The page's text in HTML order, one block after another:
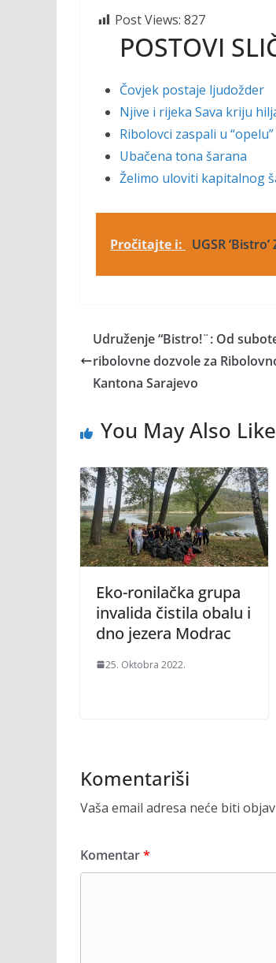
Post Views: 827
POSTOVI
Čovjek postaje ljudožder
Njive i rijeka Sava kriju
Ribolovci zaspali u
Ubačena tona šarana
Želimo uloviti kapitalnog
Pročitajte i: UGSR
Udruženje “Bistro!¨: Od
ribolovne dozvole za
Kantona Sarajevo
You May Also Like
Eko-ronilačka grupa
invalida čistila obalu i
dno jezera Modrac
25. Oktobra 2022.
Komentariši
Vaša email adresa neće biti
Komentar*